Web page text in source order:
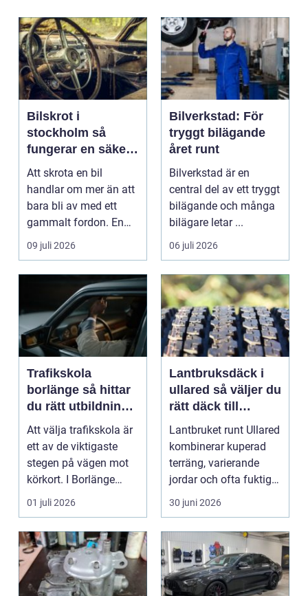
Bilskrot i
stockholm så
fungerar en säker
och miljövänlig
skrotning
Att skrota en bil
handlar om mer än att
bara bli av med ett
gammalt fordon. En
genomtänkt skrotning
09 juli 2026
Bilverkstad: För
tryggt bilägande
året runt
Bilverkstad är en
central del av ett tryggt
bilägande och många
bilägare letar ...
06 juli 2026
Trafikskola
borlänge så hittar
du rätt utbildning
till körkortet
Att välja trafikskola är
ett av de viktigaste
stegen på vägen mot
körkort. I Borlänge
finns flera al...
01 juli 2026
Lantbruksdäck i
ullared så väljer du
rätt däck till
gårdens maskiner
Lantbruket runt Ullared
kombinerar kuperad
terräng, varierande
jordar och ofta fuktigt
väder. Valet ...
30 juni 2026